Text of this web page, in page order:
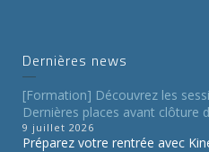
Dernières news
[Formation] Découvrez les
Dernières places avant clôture
9 juillet 2026
Préparez votre rentrée avec